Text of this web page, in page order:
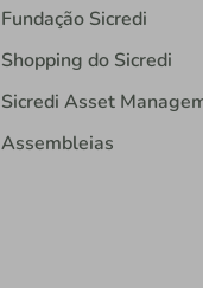
Fundação Sicredi
Shopping do Sicredi
Sicredi Asset
Assembleias